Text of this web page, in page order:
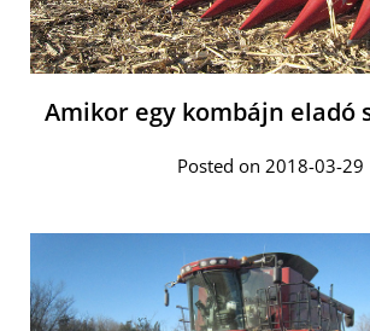
Amikor egy kombájn eladó
Posted on 2018-03-29